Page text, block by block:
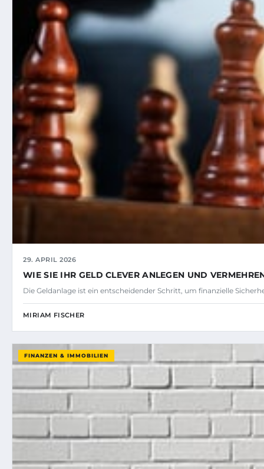
29. APRIL 2026
WIE SIE IHR GELD CLEVER ANLEGEN UND
Die Geldanlage ist ein entscheidender Schritt, um finanzielle
MIRIAM FISCHER
FINANZEN & IMMOBILIEN